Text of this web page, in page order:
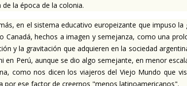
la época de la colonia.
en el sistema educativo europeizante que impuso
Canadá, hechos a imagen y semejanza, como una
y la gravitación que adquieren en la sociedad
en Perú, aunque se dio algo semejante, en menor
como nos dicen los viajeros del Viejo Mundo que
por ese factor de creernos "menos latinoamericanos".